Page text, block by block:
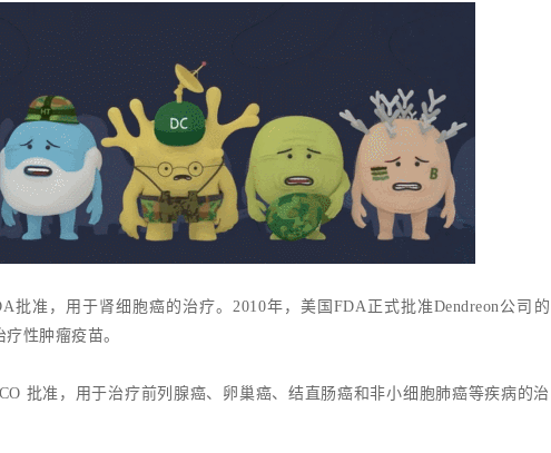
批准，用于肾细胞癌的治疗。2010年，美国FDA正式批准Dendreon公司的
性肿瘤疫苗。
批准，用于治疗前列腺癌、卵巢癌、结直肠癌和非小细胞肺癌等疾病的治